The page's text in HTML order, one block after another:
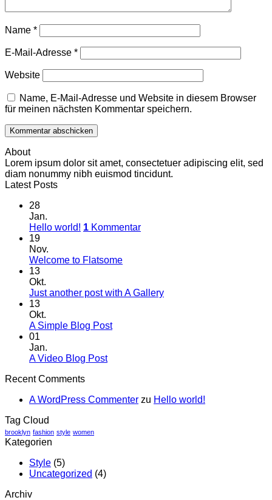
Name *
E-Mail-Adresse *
Website
Name, E-Mail-Adresse und Website in diesem Browser
für meinen nächsten Kommentar speichern.
About
Lorem ipsum dolor sit amet, consectetuer adipiscing elit, sed
diam nonummy nibh euismod tincidunt.
Latest Posts
28
Jan.
Hello world! 1 Kommentar
19
Nov.
Welcome to Flatsome
13
Okt.
Just another post with A Gallery
13
Okt.
A Simple Blog Post
01
Jan.
A Video Blog Post
Recent Comments
A WordPress Commenter zu Hello world!
Tag Cloud
brooklyn fashion style women
Kategorien
Style (5)
Uncategorized (4)
Archiv